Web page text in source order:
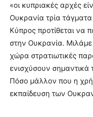
«οι κυπριακές αρχές
Ουκρανία τρία
Κύπρος προτίθεται να
στην Ουκρανία. Μιλάμε
χώρα στρατιωτικές
ενισχύσουν
Πόσο μάλλον που η
εκπαίδευση των